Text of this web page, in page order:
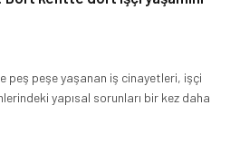
peş peşe yaşanan iş cinayetleri, işçi
yapısal sorunları bir kez daha